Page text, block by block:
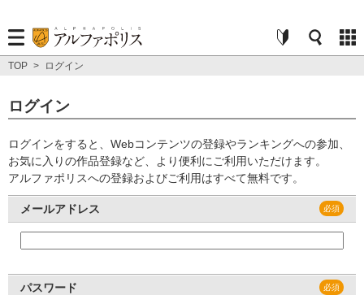
TOP > ログイン
ログイン
ログインをすると、Webコンテンツの登録やランキングへの参加、
お気に入りの作品登録など、より便利にご利用いただけます。
アルファポリスへの登録およびご利用はすべて無料です。
メールアドレス
パスワード